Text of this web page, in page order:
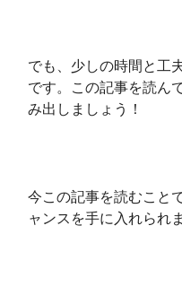
でも、少しの時間と工
です。この記事を読ん
み出しましょう！
今この記事を読むこと
ャンスを手に入れられま